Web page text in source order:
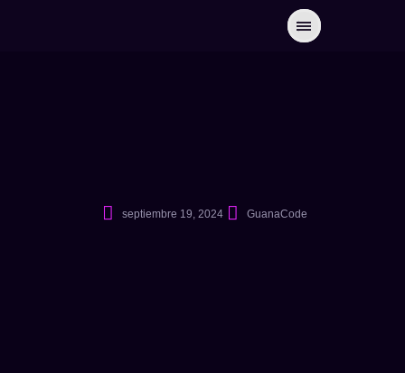
septiembre 19, 2024 GuanaCode